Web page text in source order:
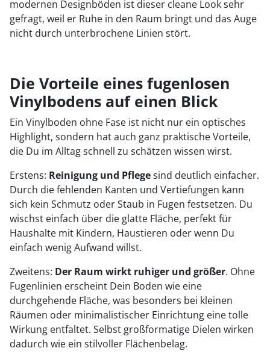
modernen Designböden ist dieser cleane Look sehr
gefragt, weil er Ruhe in den Raum bringt und das Auge
nicht durch unterbrochene Linien stört.
Die Vorteile eines fugenlosen
Vinylbodens auf einen Blick
Ein Vinylboden ohne Fase ist nicht nur ein optisches
Highlight, sondern hat auch ganz praktische Vorteile,
die Du im Alltag schnell zu schätzen wissen wirst.
Erstens: Reinigung und Pflegesind deutlich einfacher.
Durch die fehlenden Kanten und Vertiefungen kann
sich kein Schmutz oder Staub in Fugen festsetzen. Du
wischst einfach über die glatte Fläche, perfekt für
Haushalte mit Kindern, Haustieren oder wenn Du
einfach wenig Aufwand willst.
Zweitens: Der Raum wirkt ruhiger und größer. Ohne
Fugenlinien erscheint Dein Boden wie eine
durchgehende Fläche, was besonders bei kleinen
Räumen oder minimalistischer Einrichtung eine tolle
Wirkung entfaltet. Selbst großformatige Dielen wirken
dadurch wie ein stilvoller Flächenbelag.